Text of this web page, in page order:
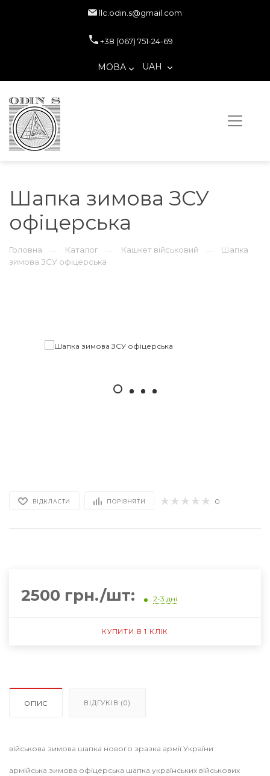
llc.odin.s@gmail.com
+38 (067) 751-24-69
МОВА UAH
Шапка зимова ЗСУ
офіцерська
Головна — Каталог — Кашкет військовий —
Шапка
зимова ЗСУ офіцерська
ВІДКЛАСТИ ПОРІВНЯТИ 0
2500 грн./шт: 2-3 дні
КУПИТИ В 1 КЛІК
ОПИС ВІДГУКІВ (0)
військова зимова шапка нового зразка армії України
армійська зимова офіцерська шапка українських військових